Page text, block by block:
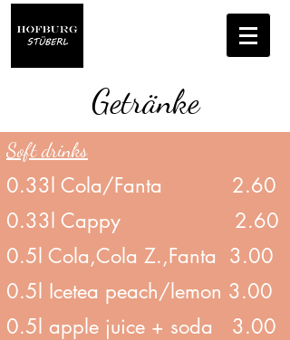
Getränke
Soft drinks
0.33l Cola/Fanta 2.60
0.33l Cappy 2.60
0.5l Cola,Cola Z.,Fanta 3.00
0.5l Icetea peach/lemon 3.00
0.5l apple juice + soda 3.00